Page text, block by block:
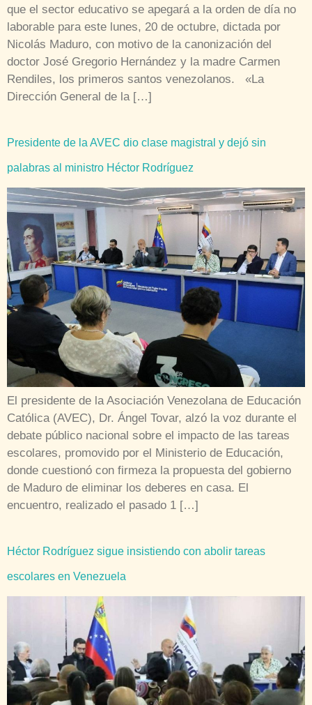
que el sector educativo se apegará a la orden de día no
laborable para este lunes, 20 de octubre, dictada por
Nicolás Maduro, con motivo de la canonización del
doctor José Gregorio Hernández y la madre Carmen
Rendiles, los primeros santos venezolanos. «La
Dirección General de la […]
Presidente de la AVEC dio clase magistral y dejó sin
palabras al ministro Héctor Rodríguez
El presidente de la Asociación Venezolana de Educación
Católica (AVEC), Dr. Ángel Tovar, alzó la voz durante el
debate público nacional sobre el impacto de las tareas
escolares, promovido por el Ministerio de Educación,
donde cuestionó con firmeza la propuesta del gobierno
de Maduro de eliminar los deberes en casa. El
encuentro, realizado el pasado 1 […]
Héctor Rodríguez sigue insistiendo con abolir tareas
escolares en Venezuela